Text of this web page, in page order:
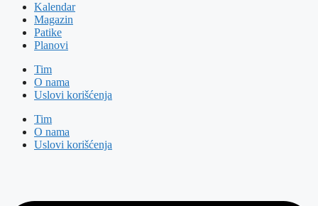
Kalendar
Magazin
Patike
Planovi
Tim
O nama
Uslovi korišćenja
Tim
O nama
Uslovi korišćenja